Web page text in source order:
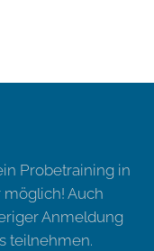
Probetraining in
Auch
Anmeldung
teilnehmen.